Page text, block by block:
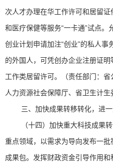
次人才办理在华工作许可和居留
和医疗保健等服务“一卡通”试点。
创业计划申请加注“创业”的私人
的外国人，可凭创办企业注册证
工作类居留许可。（责任部门：
人力资源社会保障厅、省卫生计生
三、加快成果转移转化，进
（十四）加快重大科技成果
重点领域，以需求为导向发布一
成果包。发挥财政资金引导作用